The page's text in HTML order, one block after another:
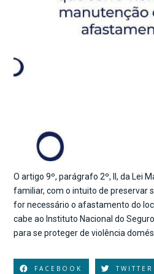
O artigo 9º, parágrafo 2º, II, da Lei
familiar, com o intuito de preservar
for necessário o afastamento do
cabe ao Instituto Nacional do
para se proteger de violência
FACEBOOK TWITTER